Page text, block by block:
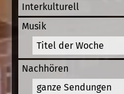
Interkulturell
Musik
Titel der Woche
Nachhören
ganze Sendungen